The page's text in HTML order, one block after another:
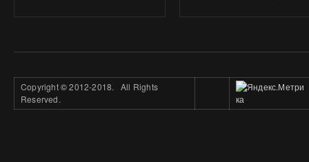
Copyright©2012-2018. All Rights
Reserved.